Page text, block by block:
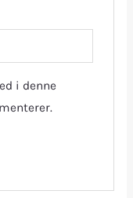
i denne